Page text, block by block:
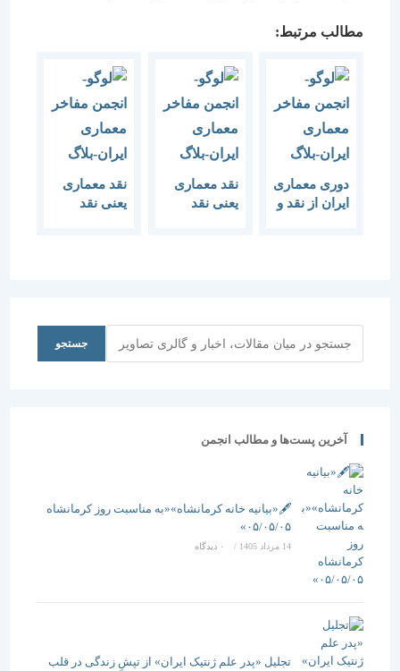
مطالب مرتبط:
دوری معماری
ایران از نقد و
نقد معماری
یعنی نقد
نقد معماری
یعنی نقد
جستجو
آخرین پست‌ها و مطالب انجمن
🖋️«بیانیه خانه کرمانشاه»«به مناسبت روز کرمانشاه
۰۵/۰۵/۰۵»
/ ۰ دیدگاه
تجلیل «پدر علم ژنتیک ایران» از تپشِ زندگی در قلب